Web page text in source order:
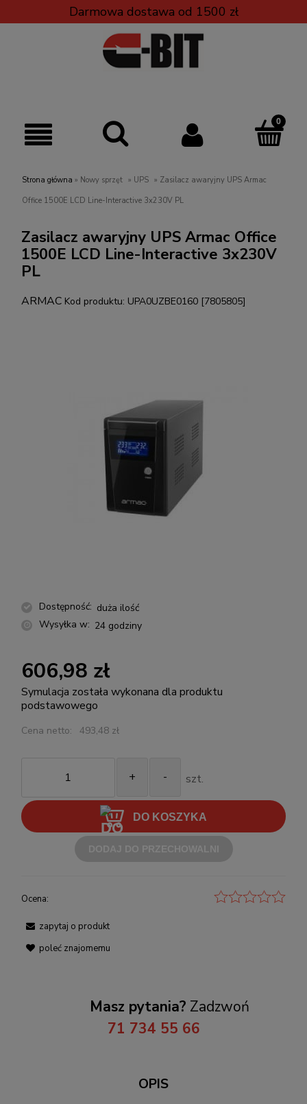
Darmowa dostawa od 1500 zł
Strona główna » Nowy sprzęt » UPS » Zasilacz awaryjny UPS Armac
Office 1500E LCD Line-Interactive 3x230V PL
Zasilacz awaryjny UPS Armac Office
1500E LCD Line-Interactive 3x230V
PL
ARMAC Kod produktu: UPA0UZBE0160 [7805805]
Dostępność: duża ilość
Wysyłka w: 24 godziny
606,98 zł
Symulacja została wykonana dla produktu
podstawowego
Cena netto: 493,48 zł
+ - szt.
DO KOSZYKA
Ocena:
zapytaj o produkt
poleć znajomemu
Masz pytania? Zadzwoń
71 734 55 66
OPIS